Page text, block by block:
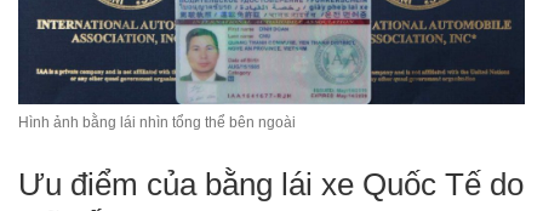
Hình ảnh bằng lái nhìn tổng thể bên ngoài
Ưu điểm của bằng lái xe Quốc Tế do